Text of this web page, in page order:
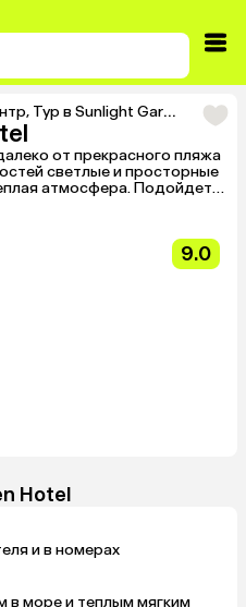
, Тур в Sunlight Garden Hotel
от прекрасного пляжа
светлые и просторные
атмосфера. Подойдет
принимает одиноких
9.0
Hotel
и в номерах
в море и теплым мягким